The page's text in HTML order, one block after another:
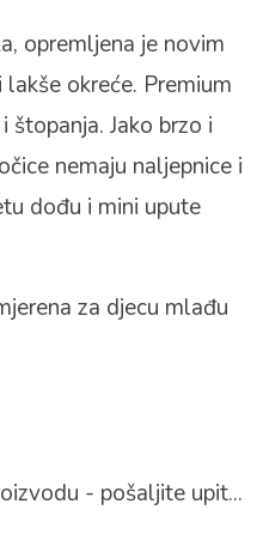
opremljena je novim
okreće. Premium
štopanja. Jako brzo i
nemaju naljepnice i
dođu i mini upute
za djecu mlađu
- pošaljite upit...